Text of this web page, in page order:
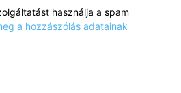
használja a spam
a hozzászólás adatainak